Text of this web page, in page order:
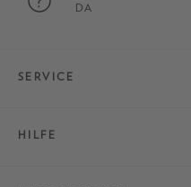
DA
SERVICE
HILFE